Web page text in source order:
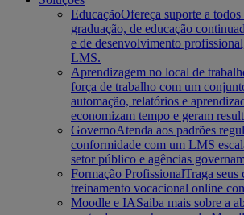
EducaçãoOfereça suporte a
graduação, de educação
e de desenvolvimento
LMS.
Aprendizagem no local de
força de trabalho com um
automação, relatórios e
economizam tempo e geram
GovernoAtenda aos padrões
conformidade com um LMS
setor público e agências
Formação ProfissionalTraga seus
treinamento vocacional online
Moodle e IASaiba mais sobre a